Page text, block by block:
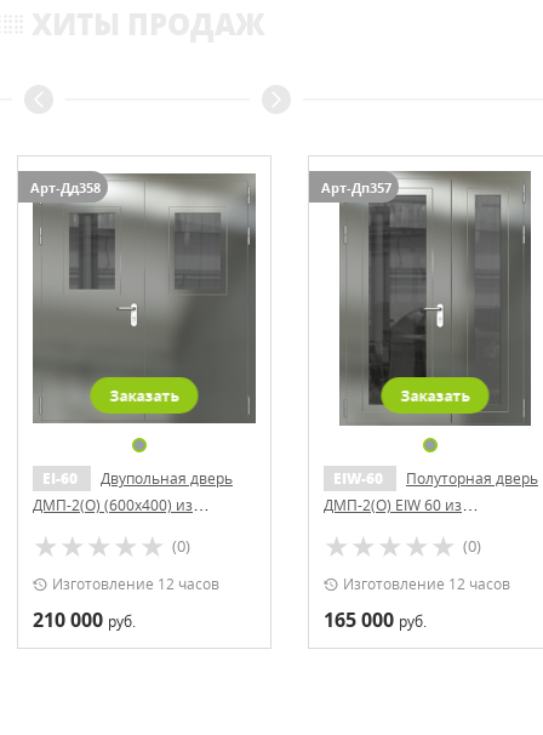
Арт-Дд358
Заказать
EI-60
Двупольная дверь
ДМП-2(О) (600x400) из
(0)
Изготовление 12 часов
210 000 руб.
Арт-Дп357
Заказать
EIW-60
Полуторная дверь
ДМП-2(О) EIW 60 из
(0)
Изготовление 12 часов
165 000 руб.